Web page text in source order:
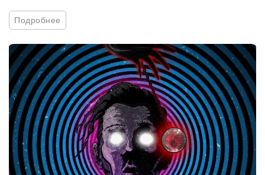
Подробнее